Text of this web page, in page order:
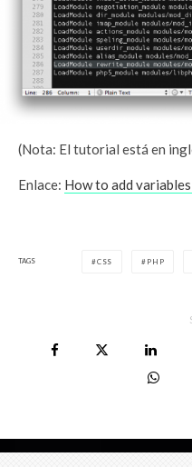
(Nota: El tutorial está en
Enlace: How to add
TAGS CSS PHP